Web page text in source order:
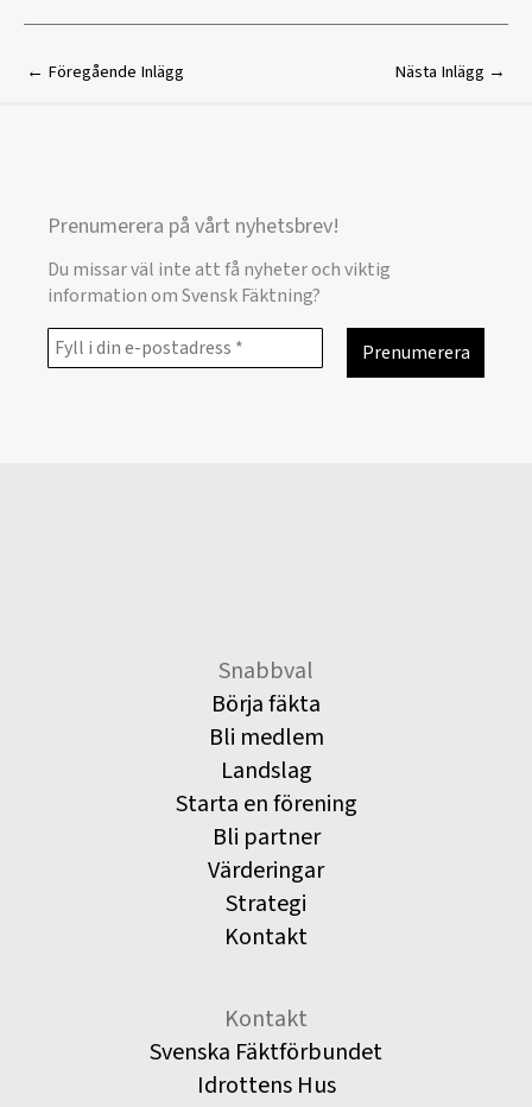
← Föregående Inlägg Nästa Inlägg →
Prenumerera på vårt nyhetsbrev!
Du missar väl inte att få nyheter och viktig
information om Svensk Fäktning?
Snabbval
Börja fäkta
Bli medlem
Landslag
Starta en förening
Bli partner
Värderingar
Strategi
Kontakt
Kontakt
Svenska Fäktförbundet
Idrottens Hus